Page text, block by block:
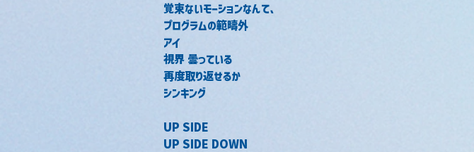
覚束ないモーションなんて、
プログラムの範疇外
アイ
視界 曇っている
再度取り返せるか
シンキング
UP SIDE
UP SIDE DOWN